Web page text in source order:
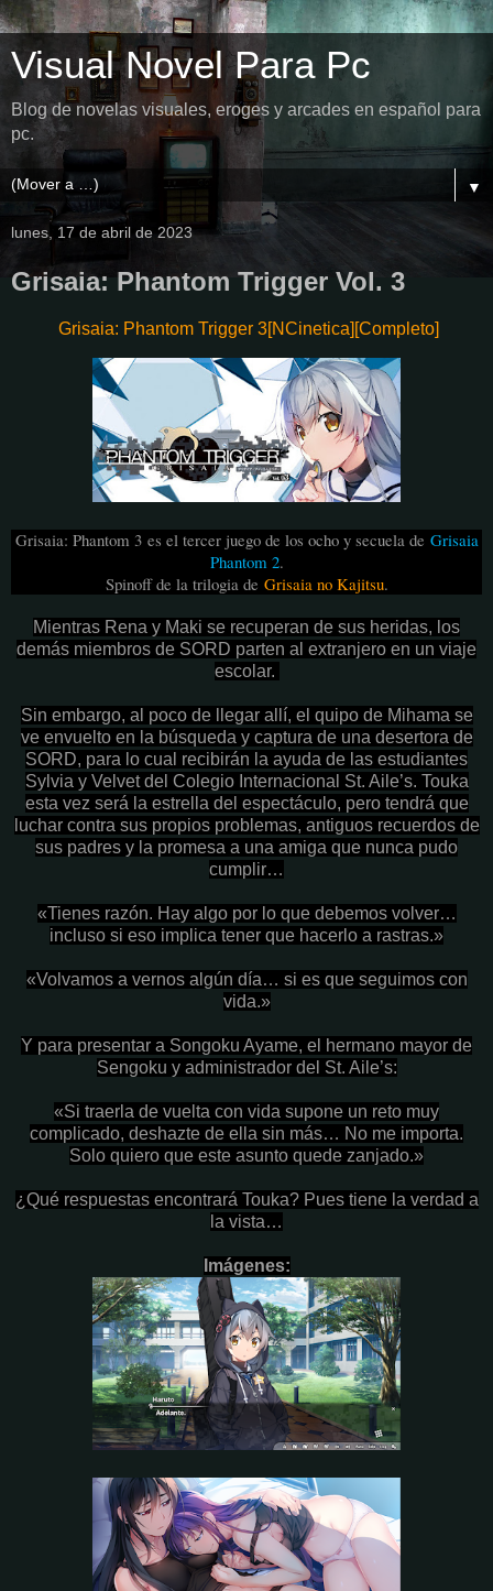
Visual Novel Para Pc
Blog de novelas visuales, eroges y arcades en español para
pc.
▼
lunes, 17 de abril de 2023
Grisaia: Phantom Trigger Vol. 3
Grisaia: Phantom Trigger 3[NCinetica][Completo]
Grisaia: Phantom 3es el tercer juego de los ocho y secuela de Grisaia
Phantom 2.
Spinoff de la trilogia de Grisaia no Kajitsu.
Mientras Rena y Maki se recuperan de sus heridas, los
demás miembros de SORD parten al extranjero en un viaje
escolar.
Sin embargo, al poco de llegar allí, el quipo de Mihama se
ve envuelto en la búsqueda y captura de una desertora de
SORD, para lo cual recibirán la ayuda de las estudiantes
Sylvia y Velvet del Colegio Internacional St. Aile’s. Touka
esta vez será la estrella del espectáculo, pero tendrá que
luchar contra sus propios problemas, antiguos recuerdos de
sus padres y la promesa a una amiga que nunca pudo
cumplir…
«Tienes razón. Hay algo por lo que debemos volver…
incluso si eso implica tener que hacerlo a rastras.»
«Volvamos a vernos algún día… si es que seguimos con
vida.»
Y para presentar a Songoku Ayame, el hermano mayor de
Sengoku y administrador del St. Aile’s:
«Si traerla de vuelta con vida supone un reto muy
complicado, deshazte de ella sin más… No me importa.
Solo quiero que este asunto quede zanjado.»
¿Qué respuestas encontrará Touka? Pues tiene la verdad a
la vista…
Imágenes: